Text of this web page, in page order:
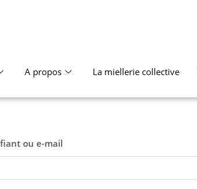
A propos La miellerie collective
ou e-mail